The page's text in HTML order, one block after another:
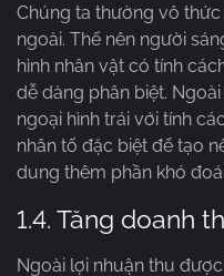
Chúng ta thường vô
ngoài. Thế nên người
hình nhân vật có tính
dễ dàng phân biệt.
ngoại hình trái với tính
nhân tố đặc biệt để tạo
dung thêm phần khó
1.4. Tăng doanh
Ngoài lợi nhuận thu